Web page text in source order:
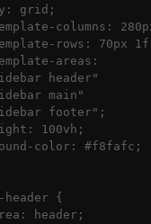
grid;
columns:
rows: 70px
areas:
header"
main"
footer";
100vh;
color: #f8fafc;
header {
header;